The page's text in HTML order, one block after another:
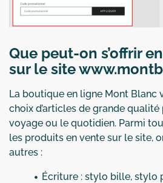
Que peut-on s’offrir
sur le site
La boutique en ligne Mont Blanc
choix d’articles de grande qualité
voyage ou le quotidien. Parmi
les produits en vente sur le site,
autres :
Écriture : stylo bille, stylo